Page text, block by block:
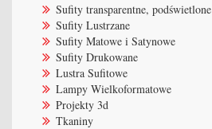
Sufity transparentne, podświetlone
Sufity Lustrzane
Sufity Matowe i Satynowe
Sufity Drukowane
Lustra Sufitowe
Lampy Wielkoformatowe
Projekty 3d
Tkaniny